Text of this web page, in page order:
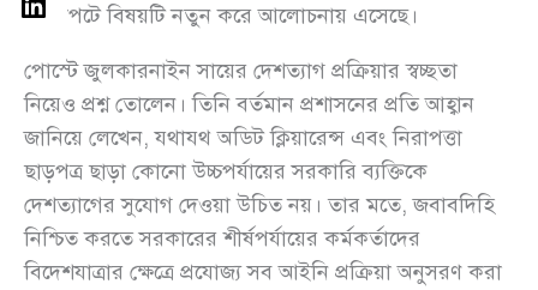
প্রেক্ষাপটে বিষয়টি নতুন করে আলোচনায় এসেছে।
পোস্টে জুলকারনাইন সায়ের দেশত্যাগ প্রক্রিয়ার স্বচ্ছতা
নিয়েও প্রশ্ন তোলেন। তিনি বর্তমান প্রশাসনের প্রতি আহ্বান
জানিয়ে লেখেন, যথাযথ অডিট ক্লিয়ারেন্স এবং নিরাপত্তা
ছাড়পত্র ছাড়া কোনো উচ্চপর্যায়ের সরকারি ব্যক্তিকে
দেশত্যাগের সুযোগ দেওয়া উচিত নয়। তার মতে, জবাবদিহি
নিশ্চিত করতে সরকারের শীর্ষপর্যায়ের কর্মকর্তাদের
বিদেশযাত্রার ক্ষেত্রে প্রযোজ্য সব আইনি প্রক্রিয়া অনুসরণ করা